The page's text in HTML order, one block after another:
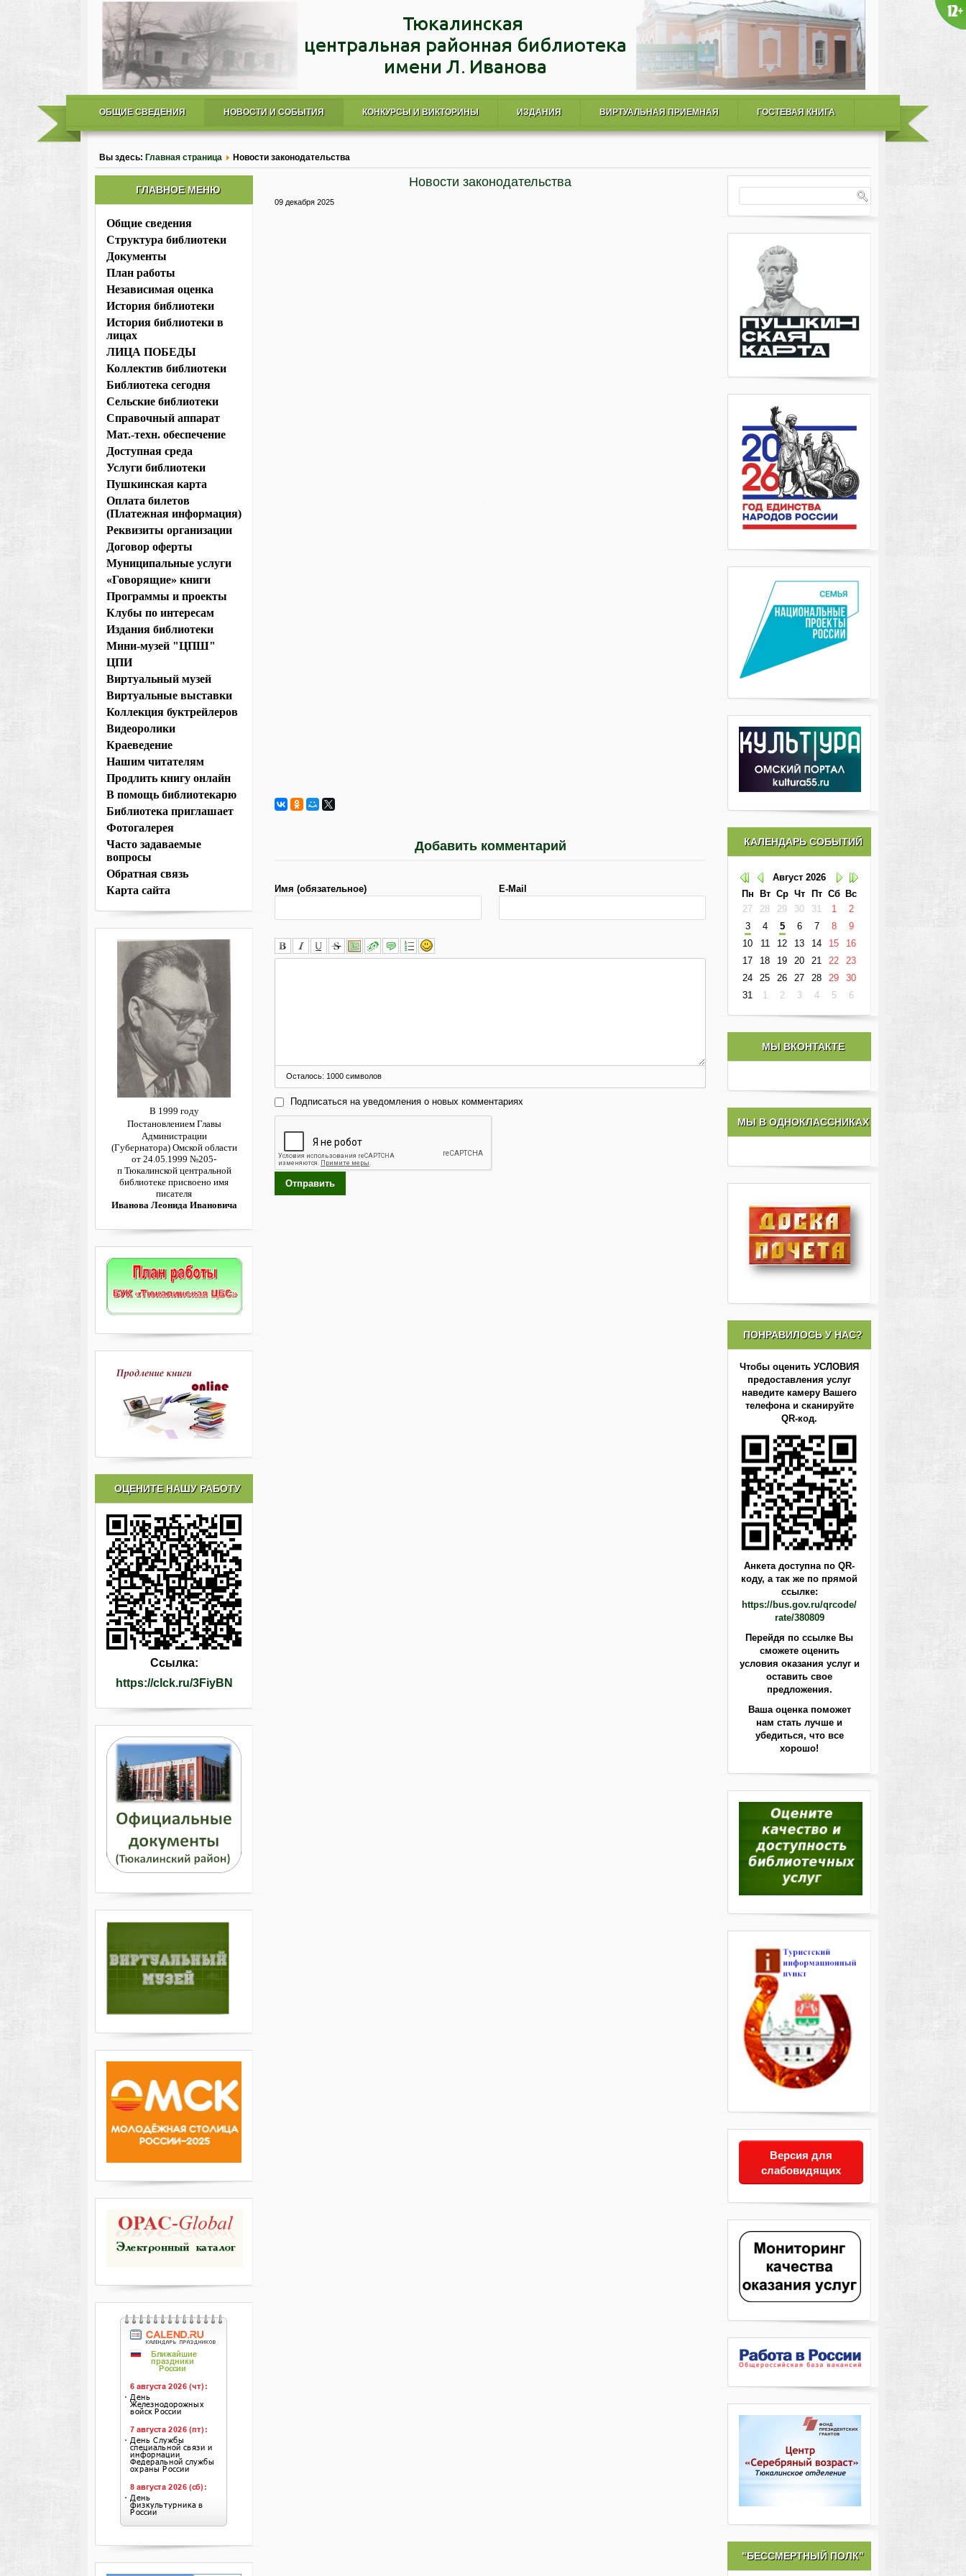
ОБЩИЕ СВЕДЕНИЯ НОВОСТИ И СОБЫТИЯ КОНКУРСЫ И ВИКТОРИНЫ ИЗДАНИЯ ВИРТУАЛЬНАЯ ПРИЕМНАЯ ГОСТЕВАЯ КНИГА
Вы здесь: Главная страница Новости законодательства
Новости законодательства
09 декабря 2025
Добавить комментарий
Имя (обязательное) E-Mail
Осталось: 1000 символов
Подписаться на уведомления о новых комментариях
Отправить
ГЛАВНОЕ МЕНЮ
Общие сведения
Структура библиотеки
Документы
План работы
Независимая оценка
История библиотеки
История библиотеки в
лицах
ЛИЦА ПОБЕДЫ
Коллектив библиотеки
Библиотека сегодня
Сельские библиотеки
Справочный аппарат
Мат.-техн. обеспечение
Доступная среда
Услуги библиотеки
Пушкинская карта
Оплата билетов
(Платежная информация)
Реквизиты организации
Договор оферты
Муниципальные услуги
«Говорящие» книги
Программы и проекты
Клубы по интересам
Издания библиотеки
Мини-музей "ЦПШ"
ЦПИ
Виртуальный музей
Виртуальные выставки
Коллекция буктрейлеров
Видеоролики
Краеведение
Нашим читателям
Продлить книгу онлайн
В помощь библиотекарю
Библиотека приглашает
Фотогалерея
Часто задаваемые
вопросы
Обратная связь
Карта сайта
В 1999 году
Постановлением Главы
Администрации
(Губернатора) Омской области
от 24.05.1999 №205-
п Тюкалинской центральной
библиотеке присвоено имя
писателя
Иванова Леонида Ивановича
ОЦЕНИТЕ НАШУ РАБОТУ
Ссылка:
https://clck.ru/3FiyBN
КАЛЕНДАРЬ СОБЫТИЙ
Август 2026
Пн
Вт Ср Чт Пт Сб
Вс
27
28 29 30 31 1
2
3
4 5 6 7 8
9
10
11 12 13 14 15
16
17
18 19 20 21 22
23
24
25 26 27 28 29
30
31
1 2 3 4 5 6
МЫ ВКОНТАКТЕ
МЫ В ОДНОКЛАССНИКАХ
ПОНРАВИЛОСЬ У НАС?
Чтобы оценить УСЛОВИЯ
предоставления услуг
наведите камеру Вашего
телефона и сканируйте
QR-код.
Анкета доступна по QR-
коду, а так же по прямой
ссылке:
https://bus.gov.ru/qrcode/
rate/380809
Перейдя по ссылке Вы
сможете оценить
условия оказания услуг и
оставить свое
предложения.
Ваша оценка поможет
нам стать лучше и
убедиться, что все
хорошо!
Версия для
слабовидящих
"БЕССМЕРТНЫЙ ПОЛК"